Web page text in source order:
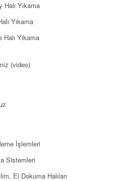
Halı Yıkama
Yıkama
Halı Yıkama
(video)
İşlemleri
Sistemleri
El Dokuma Halıları